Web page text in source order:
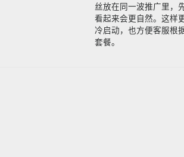
丝放在同一波推广里，
看起来会更自然。这样
冷启动，也方便客服根
套餐。